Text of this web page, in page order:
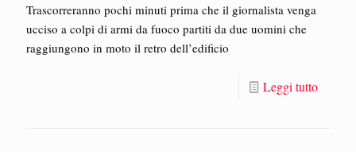
Trascorreranno pochi minuti prima che il giornalista venga
ucciso a colpi di armi da fuoco partiti da due uomini che
raggiungono in moto il retro dell’edificio
Leggi tutto